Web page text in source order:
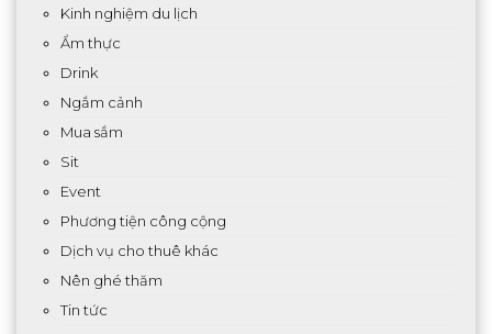
Kinh nghiệm du lịch
Ẩm thực
Drink
Ngắm cảnh
Mua sắm
Sit
Event
Phương tiện công cộng
Dịch vụ cho thuê khác
Nên ghé thăm
Tin tức